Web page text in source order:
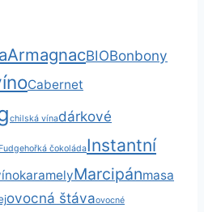
ArmagnacBIOBonbony
Cabernet
chilská vínadárkové
Fudgehořká čokoládaInstantní
karamelyMarcipánmasa
ovocná štávaovocné